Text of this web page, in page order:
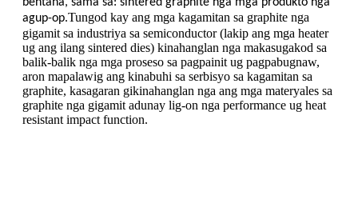
agup-op.Tungod kay ang mga kagamitan sa graphite nga
gigamit sa industriya sa semiconductor (lakip ang mga heater
ug ang ilang sintered dies) kinahanglan nga makasugakod sa
balik-balik nga mga proseso sa pagpainit ug pagpabugnaw,
aron mapalawig ang kinabuhi sa serbisyo sa kagamitan sa
graphite, kasagaran gikinahanglan nga ang mga materyales sa
graphite nga gigamit adunay lig-on nga performance ug heat
resistant impact function.